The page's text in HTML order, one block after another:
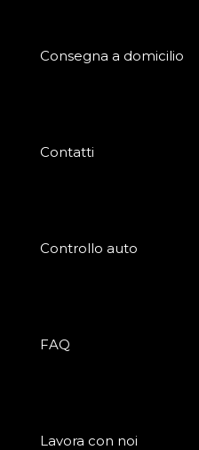
Consegna a domicilio
Contatti
Controllo auto
FAQ
Lavora con noi